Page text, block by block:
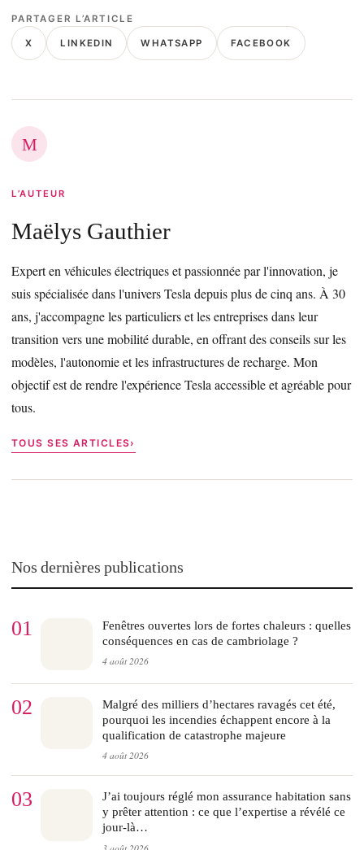
PARTAGER L’ARTICLE
X LINKEDIN WHATSAPP FACEBOOK
M
L’AUTEUR
Maëlys Gauthier
Expert en véhicules électriques et passionnée par l'innovation, je
suis spécialisée dans l'univers Tesla depuis plus de cinq ans. À 30
ans, j'accompagne les particuliers et les entreprises dans leur
transition vers une mobilité durable, en offrant des conseils sur les
modèles, l'autonomie et les infrastructures de recharge. Mon
objectif est de rendre l'expérience Tesla accessible et agréable pour
tous.
TOUS SES ARTICLES
Nos dernières publications
01
Fenêtres ouvertes lors de fortes chaleurs : quelles
conséquences en cas de cambriolage ?
4 août 2026
02
Malgré des milliers d’hectares ravagés cet été,
pourquoi les incendies échappent encore à la
qualification de catastrophe majeure
4 août 2026
03
J’ai toujours réglé mon assurance habitation sans
y prêter attention : ce que l’expertise a révélé ce
jour-là…